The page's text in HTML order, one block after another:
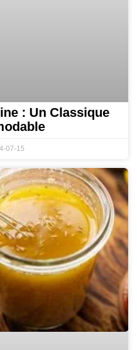
: Un Classique
07-15